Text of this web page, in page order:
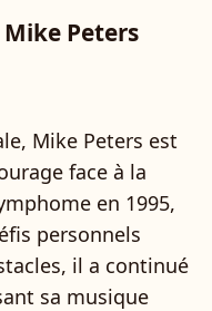
Peters
Mike Peters est
face à la
en 1995,
personnels
il a continué
sa musique